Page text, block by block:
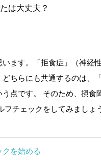
は大丈夫？
ます。「拒食症」（神経
ちらにも共通するのは、
点です。 そのため、摂食
チェックをしてみましょ
を始める